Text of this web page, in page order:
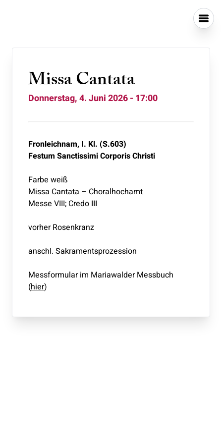
Missa Cantata
Donnerstag, 4. Juni 2026 - 17:00
Fronleichnam, I. Kl. (S.603)
Festum Sanctissimi Corporis Christi
Farbe weiß
Missa Cantata – Choralhochamt
Messe VIII; Credo III
vorher Rosenkranz
anschl. Sakramentsprozession
Messformular im Mariawalder Messbuch
(hier)